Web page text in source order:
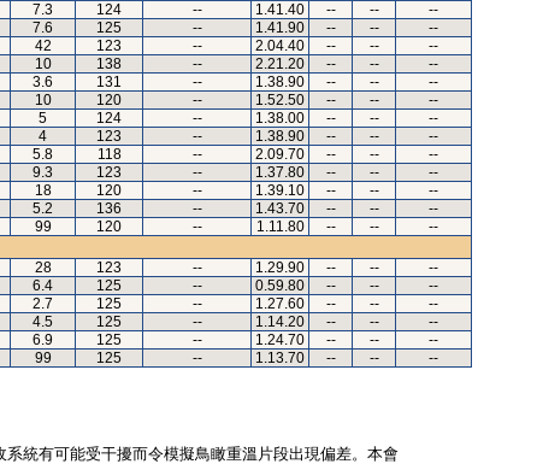
7.3 124 -- 1.41.40 -- --
--
7.6 125 -- 1.41.90 -- --
--
42 123 -- 2.04.40 -- --
--
10 138 -- 2.21.20 -- --
--
3.6 131 -- 1.38.90 -- --
--
10 120 -- 1.52.50 -- --
--
5 124 -- 1.38.00 -- --
--
4 123 -- 1.38.90 -- --
--
5.8 118 -- 2.09.70 -- --
--
9.3 123 -- 1.37.80 -- --
--
18 120 -- 1.39.10 -- --
--
5.2 136 -- 1.43.70 -- --
--
99 120 -- 1.11.80 -- --
--
28 123 -- 1.29.90 -- --
--
6.4 125 -- 0.59.80 -- --
--
2.7 125 -- 1.27.60 -- --
--
4.5 125 -- 1.14.20 -- --
--
6.9 125 -- 1.24.70 -- --
--
99 125 -- 1.13.70 -- -- --
統有可能受干擾而令模擬鳥瞰重溫片段出現偏差。本會